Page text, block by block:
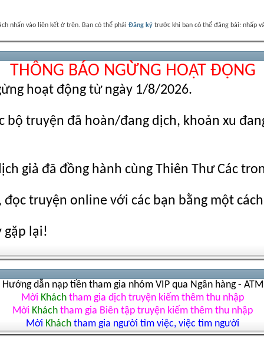
nhấn vào liên kết ở trên. Bạn có thể phải Đăng ký trước khi bạn có thể đăng bài: nhấp
THÔNG BÁO NGỪNG HOẠT ĐỘNG
hoạt động từ ngày 1/8/2026.
truyện đã hoàn/đang dịch, khoản xu
giả đã đồng hành cùng Thiên Thư Các
đọc truyện online với các bạn bằng một
gặp lại!
Hướng dẫn nạp tiền tham gia nhóm VIP qua Ngân hàng - ATM
Mời Khách tham gia dịch truyện kiếm thêm thu nhập
Mời Khách tham gia Biên tập truyện kiếm thêm thu nhập
Mời Khách tham gia người tìm việc, việc tìm người